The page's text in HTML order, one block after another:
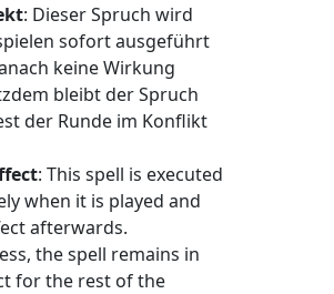
: Dieser Spruch wird
sofort ausgeführt
keine Wirkung
bleibt der Spruch
der Runde im Konflikt
: This spell is executed
when it is played and
afterwards.
the spell remains in
for the rest of the